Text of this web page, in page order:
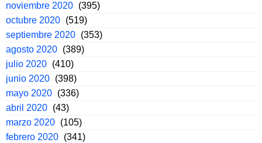
noviembre 2020 (395)
octubre 2020 (519)
septiembre 2020 (353)
agosto 2020 (389)
julio 2020 (410)
junio 2020 (398)
mayo 2020 (336)
abril 2020 (43)
marzo 2020 (105)
febrero 2020 (341)